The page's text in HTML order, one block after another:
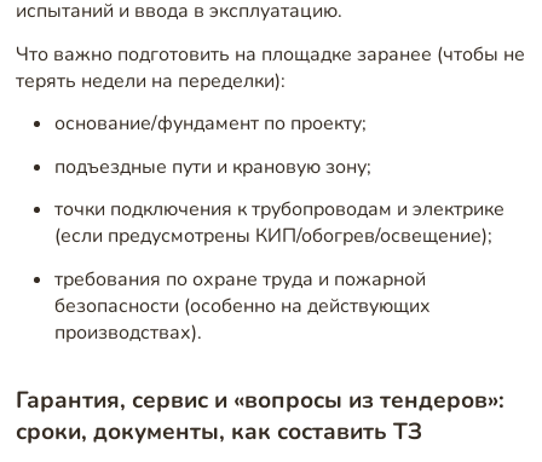
испытаний и ввода в эксплуатацию.
Что важно подготовить на площадке заранее (чтобы не
терять недели на переделки):
основание/фундамент по проекту;
подъездные пути и крановую зону;
точки подключения к трубопроводам и электрике
(если предусмотрены КИП/обогрев/освещение);
требования по охране труда и пожарной
безопасности (особенно на действующих
производствах).
Гарантия, сервис и «вопросы из тендеров»:
сроки, документы, как составить ТЗ